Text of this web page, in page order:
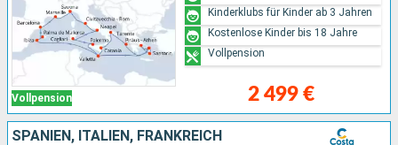
Vollpension 2 499 €
Kinderklubs für Kinder ab 3 Jahren
Kostenlose Kinder bis 18 Jahre
Vollpension
SPANIEN, ITALIEN, FRANKREICH